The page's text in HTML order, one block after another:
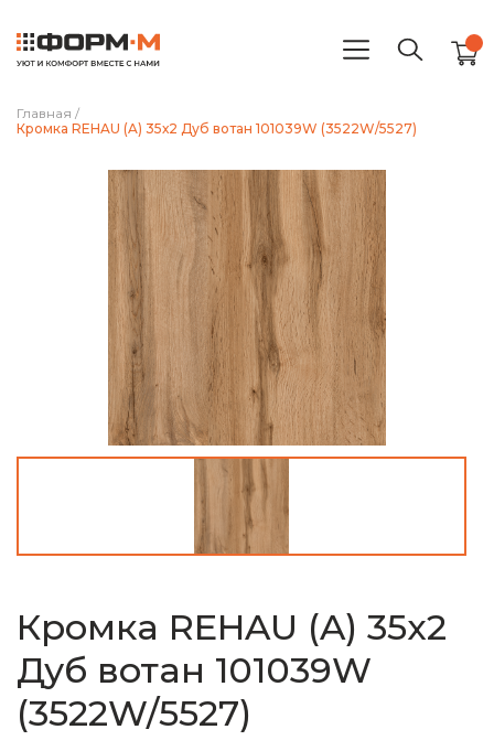
Главная /
Кромка REHAU (A) 35х2 Дуб вотан 101039W (3522W/5527)
Кромка REHAU (A) 35х2
Дуб вотан 101039W
(3522W/5527)